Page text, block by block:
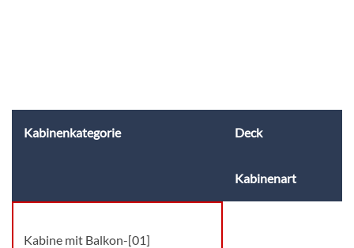
Kabinenkategorie Deck
Kabinenart
Kabine mit Balkon-[01]